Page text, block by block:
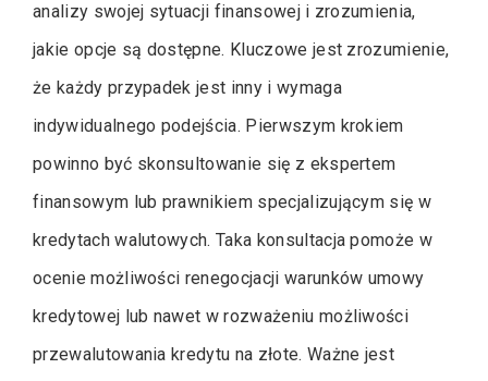
analizy swojej sytuacji finansowej i zrozumienia,
jakie opcje są dostępne. Kluczowe jest zrozumienie,
że każdy przypadek jest inny i wymaga
indywidualnego podejścia. Pierwszym krokiem
powinno być skonsultowanie się z ekspertem
finansowym lub prawnikiem specjalizującym się w
kredytach walutowych. Taka konsultacja pomoże w
ocenie możliwości renegocjacji warunków umowy
kredytowej lub nawet w rozważeniu możliwości
przewalutowania kredytu na złote. Ważne jest